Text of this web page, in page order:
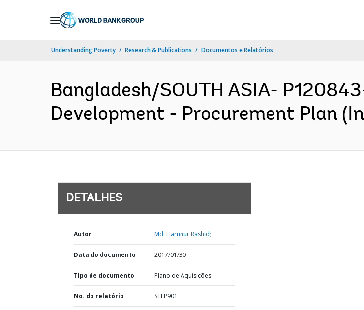
Understanding Poverty Research & Publications Documentos e Relatórios
Bangladesh/SOUTH ASIA-
Development - Procurement Plan
DETALHES
Autor Md. Harunur Rashid;
Data do documento 2017/01/30
TIpo de documento Plano de Aquisições
No. do relatório STEP901